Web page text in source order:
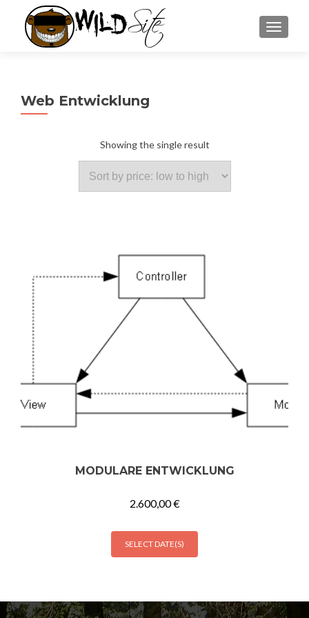
WildSite
Web Entwicklung
Showing the single result
MODULARE ENTWICKLUNG
2.600,00€
SELECT DATE(S)